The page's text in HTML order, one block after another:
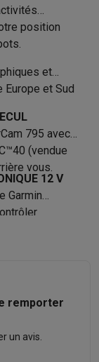
position
et
Europe et Sud
795 avec
(vendue
vous.
12 V
Garmin
votre véhicule,
plus encore.
remporter
un avis.